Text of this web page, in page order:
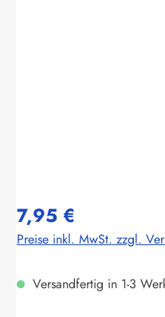
7,95 €
Preise inkl. MwSt. zzgl.
Versandfertig in 1-3